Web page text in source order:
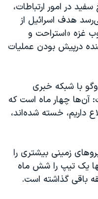
در امور ارتباطات،
نظر می‌رسد هدف اسرائیل از
غزه «استراحت و
درپیش بودن عملیات
با شبکه خبری
آن‌ها چهار ماه است که
داریم، خسته شده‌اند،
زمینی بیشتری را
یک تیپ را شش ماه
باقی گذاشته است.